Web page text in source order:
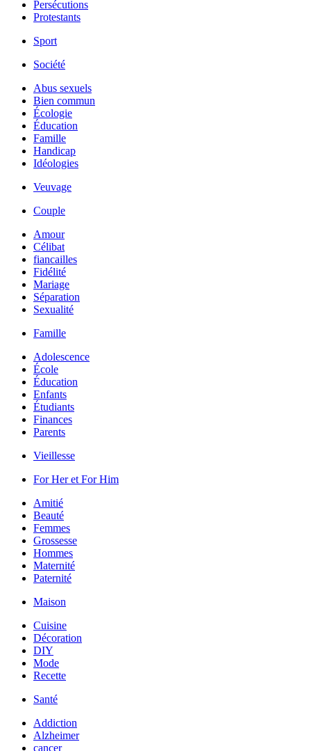
Persécutions
Protestants
Sport
Société
Abus sexuels
Bien commun
Écologie
Éducation
Famille
Handicap
Idéologies
Veuvage
Couple
Amour
Célibat
fiancailles
Fidélité
Mariage
Séparation
Sexualité
Famille
Adolescence
École
Éducation
Enfants
Étudiants
Finances
Parents
Vieillesse
For Her et For Him
Amitié
Beauté
Femmes
Grossesse
Hommes
Maternité
Paternité
Maison
Cuisine
Décoration
DIY
Mode
Recette
Santé
Addiction
Alzheimer
cancer